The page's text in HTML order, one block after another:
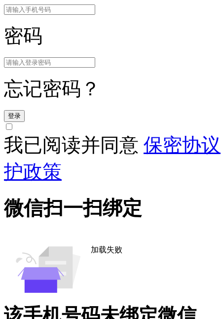
密码
忘记密码？
登录
我已阅读并同意 保密协议
护政策
微信扫一扫绑定
加载失败